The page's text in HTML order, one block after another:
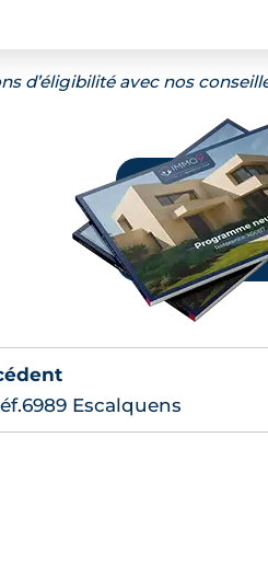
d’éligibilité avec nos
Escalquens